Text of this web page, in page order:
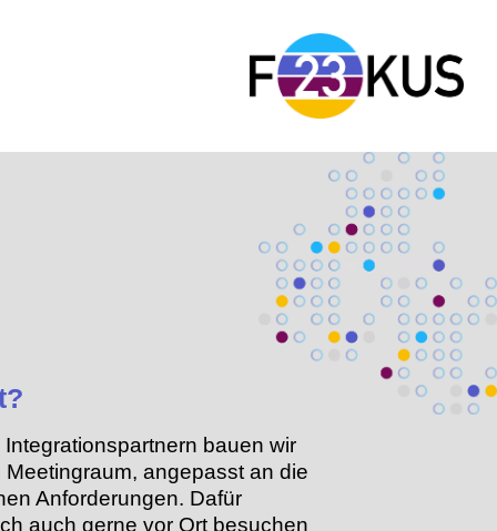
bauen wir
angepasst an die
Anforderungen. Dafür
auch gerne vor Ort besuchen